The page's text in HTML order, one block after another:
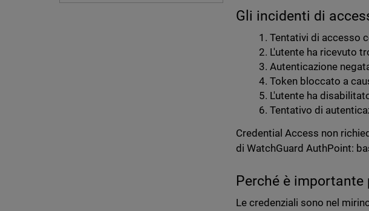
Gli incidenti di
Tentativi di accesso
L'utente ha ricevuto
Autenticazione
Token bloccato a
L'utente ha
Tentativo di
Credential Access non
di WatchGuard AuthPoint:
Perché è importante
Le credenziali sono nel